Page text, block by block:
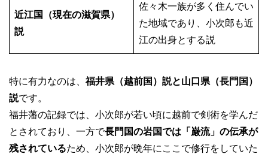
近江国（現在の滋賀県）
説
佐々木一族が多く住んでい
た地域であり、小次郎も近
江の出身とする説
特に有力なのは、福井県（越前国）説と山口県（長門国）
説です。
福井藩の記録では、小次郎が若い頃に越前で剣術を学んだ
とされており、一方で長門国の岩国では「巌流」の伝承が
残されているため、小次郎が晩年にここで修行をしていた